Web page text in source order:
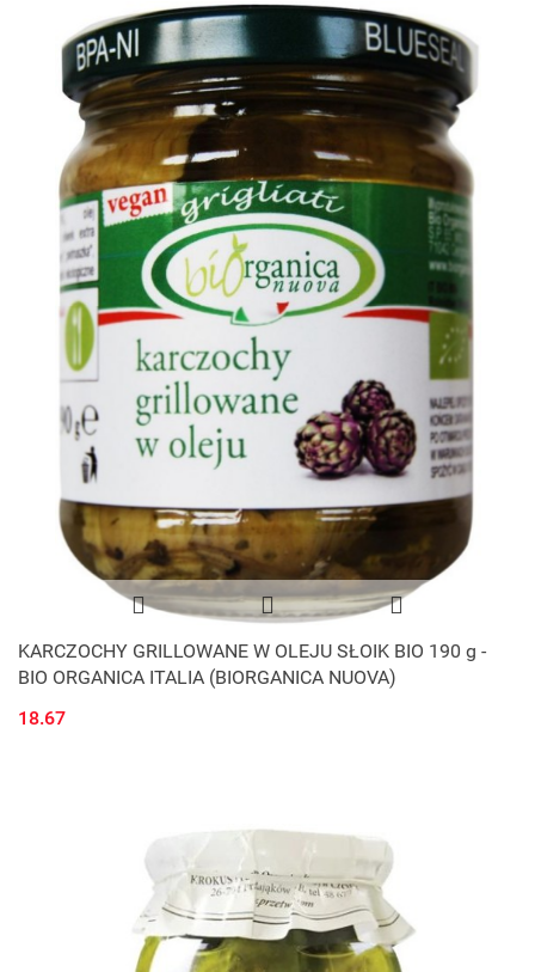
KARCZOCHY GRILLOWANE W OLEJU SŁOIK BIO 190 g -
BIO ORGANICA ITALIA (BIORGANICA NUOVA)
18.67